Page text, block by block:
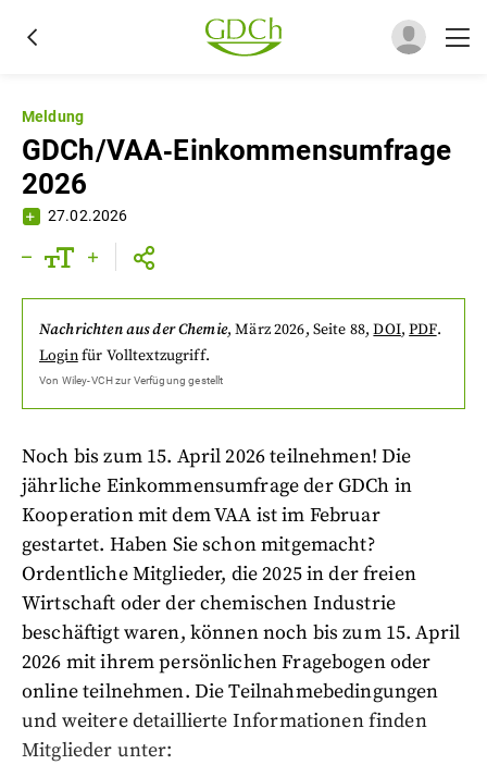
Meldung
GDCh/VAA‐Einkommensumfrage
2026
27.02.2026
Nachrichten aus der Chemie,März 2026, Seite 88,DOI,PDF.
Loginfür Volltextzugriff.
Von Wiley-VCHzur Verfügung gestellt
Noch bis zum 15. April 2026 teilnehmen! Die
jährliche Einkommensumfrage der GDCh in
Kooperation mit dem VAA ist im Februar
gestartet. Haben Sie schon mitgemacht?
Ordentliche Mitglieder, die 2025 in der freien
Wirtschaft oder der chemischen Industrie
beschäftigt waren, können noch bis zum 15. April
2026 mit ihrem persönlichen Fragebogen oder
online teilnehmen. Die Teilnahmebedingungen
und weitere detaillierte Informationen finden
Mitglieder unter: